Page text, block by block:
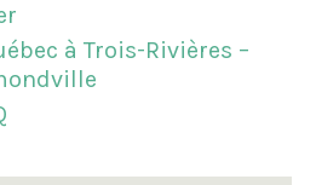
à Trois-Rivières –